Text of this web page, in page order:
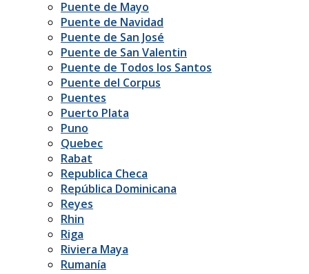
Puente de Mayo
Puente de Navidad
Puente de San José
Puente de San Valentin
Puente de Todos los Santos
Puente del Corpus
Puentes
Puerto Plata
Puno
Quebec
Rabat
Republica Checa
República Dominicana
Reyes
Rhin
Riga
Riviera Maya
Rumanía